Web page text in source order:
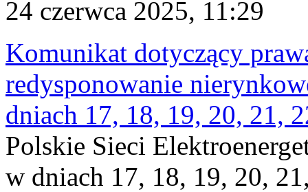
24 czerwca 2025, 11:29
Komunikat dotyczący
redysponowanie
dniach 17, 18, 19, 20, 21,
Polskie Sieci
w dniach 17, 18, 19, 20,